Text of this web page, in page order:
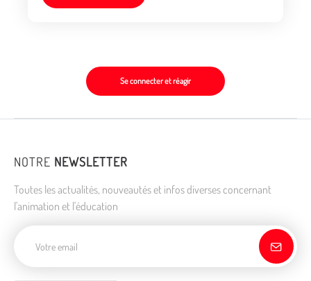
Se connecter et réagir
NOTRE NEWSLETTER
Toutes les actualités, nouveautés et infos diverses concernant
l'animation et l'éducation